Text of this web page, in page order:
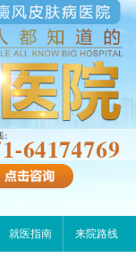
就医指南 来院路线